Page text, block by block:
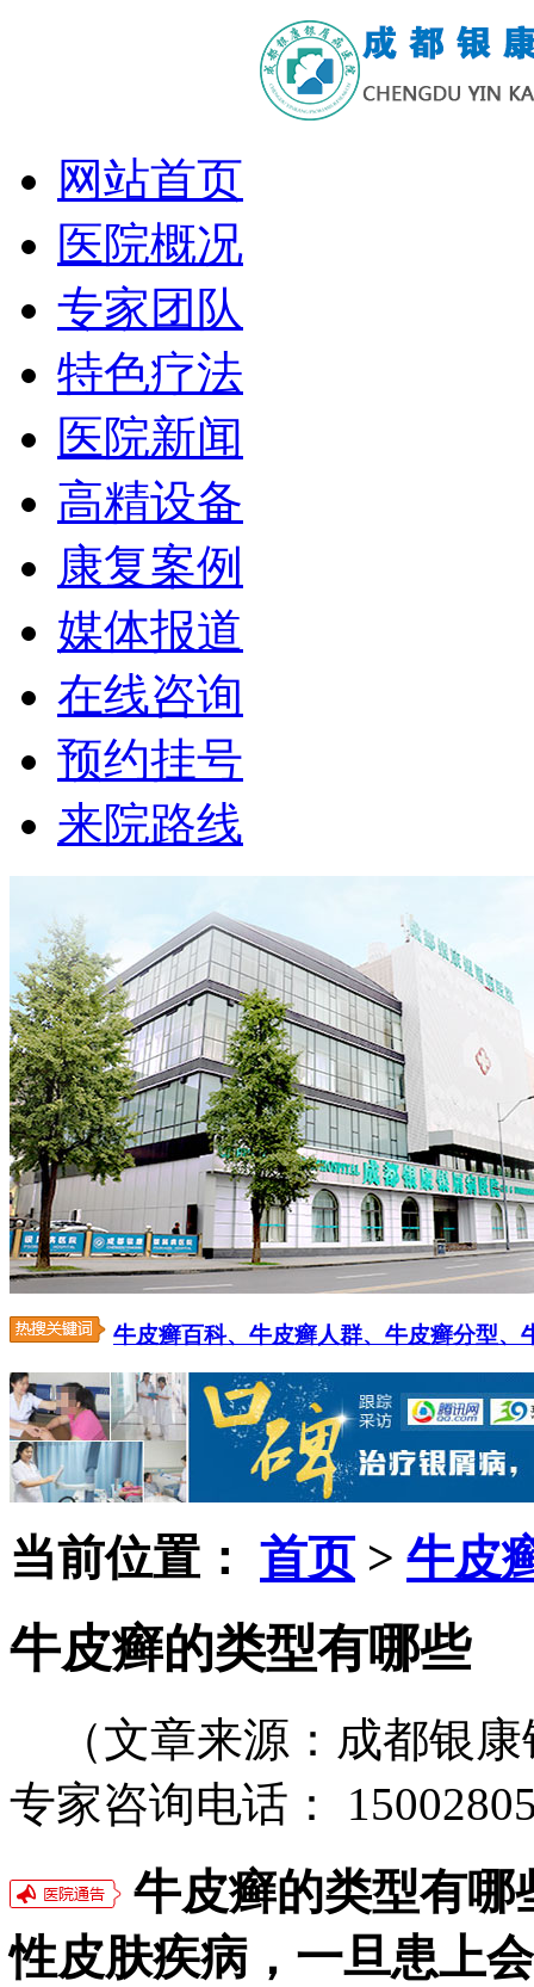
网站首页
医院概况
专家团队
特色疗法
医院新闻
高精设备
康复案例
媒体报道
在线咨询
预约挂号
来院路线
牛皮癣百科、 牛皮癣人群、 牛皮癣分型、
当前位置： 首页> 牛皮
牛皮癣的类型有哪些
（文章来源：成都银
专家咨询电话：
牛皮癣的类型有哪
性皮肤疾病，一旦患上